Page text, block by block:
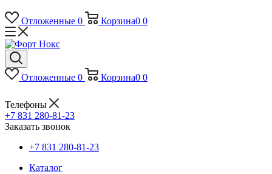
Отложенные 0 Корзина0 0
Отложенные 0 Корзина0 0
Телефоны
+7 831 280-81-23
Заказать звонок
+7 831 280-81-23
Каталог